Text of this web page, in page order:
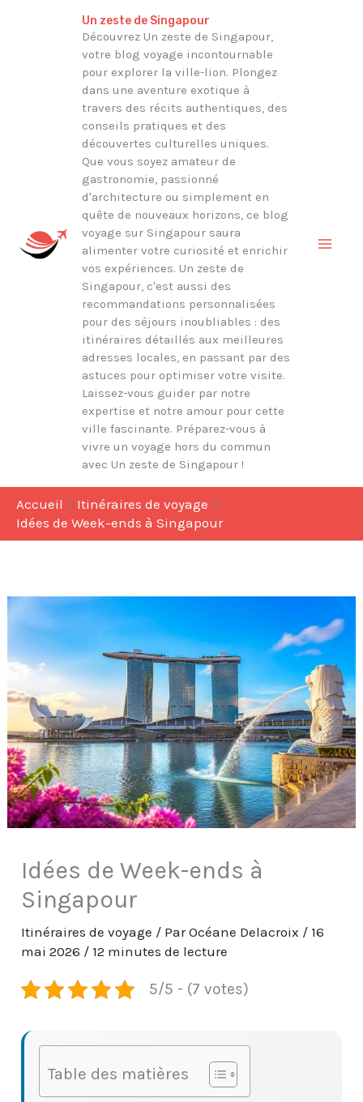
Un zeste de Singapour
Découvrez Un zeste de Singapour,
votre blog voyage incontournable
pour explorer la ville-lion. Plongez
dans une aventure exotique à
travers des récits authentiques, des
conseils pratiques et des
découvertes culturelles uniques.
Que vous soyez amateur de
gastronomie, passionné
d'architecture ou simplement en
quête de nouveaux horizons, ce blog
voyage sur Singapour saura
alimenter votre curiosité et enrichir
vos expériences. Un zeste de
Singapour, c'est aussi des
recommandations personnalisées
pour des séjours inoubliables : des
itinéraires détaillés aux meilleures
adresses locales, en passant par des
astuces pour optimiser votre visite.
Laissez-vous guider par notre
expertise et notre amour pour cette
ville fascinante. Préparez-vous à
vivre un voyage hors du commun
avec Un zeste de Singapour !
Accueil
Itinéraires de voyage
Idées de Week-ends à Singapour
Idées de Week-ends à
Singapour
Itinéraires de voyage / ParOcéane Delacroix / 16
mai 2026 / 12 minutes de lecture
5/5 - (7 votes)
Table des matières
Rechercher